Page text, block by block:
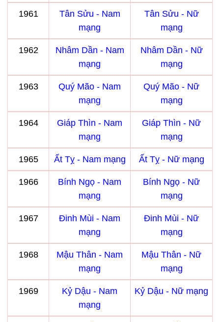
1961
Tân Sửu - Nam
mạng
Tân Sửu - Nữ
mạng
1962
Nhâm Dần - Nam
mạng
Nhâm Dần - Nữ
mạng
1963
Quý Mão - Nam
mạng
Quý Mão - Nữ
mạng
1964
Giáp Thìn - Nam
mạng
Giáp Thìn - Nữ
mạng
1965 Ất Tỵ - Nam mạng Ất Tỵ - Nữ mạng
1966
Bính Ngọ - Nam
mạng
Bính Ngọ - Nữ
mạng
1967
Đinh Mùi - Nam
mạng
Đinh Mùi - Nữ
mạng
1968
Mậu Thân - Nam
mạng
Mậu Thân - Nữ
mạng
1969
Kỷ Dậu - Nam
mạng
Kỷ Dậu - Nữ mạng